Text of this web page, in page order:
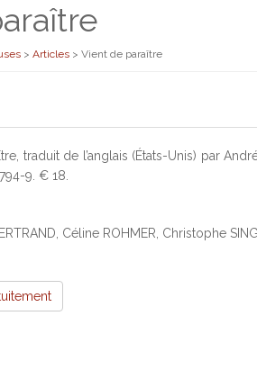
> Articles > Vient de paraître
traduit de l’anglais (États-Unis) par
9. € 18.
Céline ROHMER, Christophe